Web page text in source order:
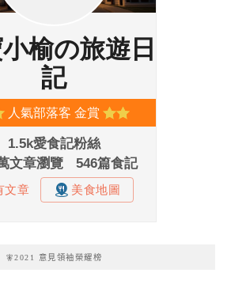
🧚2021 意見領袖榮耀榜